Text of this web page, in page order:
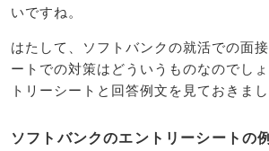
いですね。
はたして、ソフトバンクの就活での面
ートでの対策はどういうものなのでし
トリーシートと回答例文を見ておきまし
ソフトバンクのエントリーシート